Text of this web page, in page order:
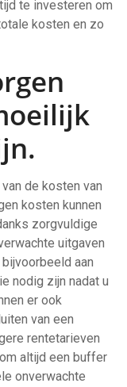
te investeren om
kosten en zo
de kosten van
kosten kunnen
zorgvuldige
uitgaven
aan
nodig zijn nadat u
er ook
van een
rentetarieven
altijd een buffer
onverwachte